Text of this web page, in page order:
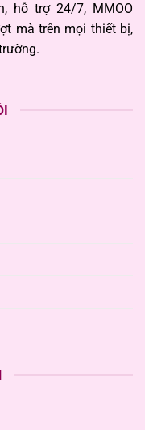
hỗ trợ 24/7, MMOO
mà trên mọi thiết bị,